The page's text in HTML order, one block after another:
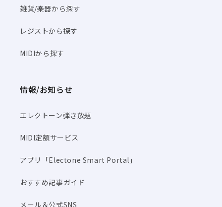
雑貨/楽器から探す
レジストから探す
MIDIから探す
情報/お知らせ
エレクトーン弾き放題
MIDI定額サービス
アプリ「Electone Smart Portal」
おすすめ記事ガイド
メール＆公式SNS